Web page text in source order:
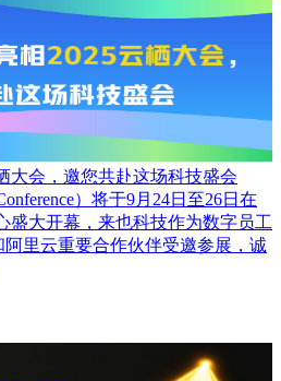
大会，邀您共赴这场科技盛会
）将于9月24日至26日在
盛大开幕，来也科技作为数字员工
里云重要合作伙伴受邀参展，诚